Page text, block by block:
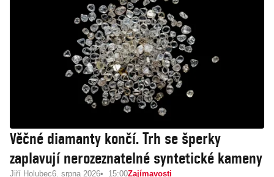
Věčné diamanty končí. Trh se šperky
zaplavují nerozeznatelné syntetické kameny
Jiří Holubec6. srpna 2026 15:00Zajímavosti